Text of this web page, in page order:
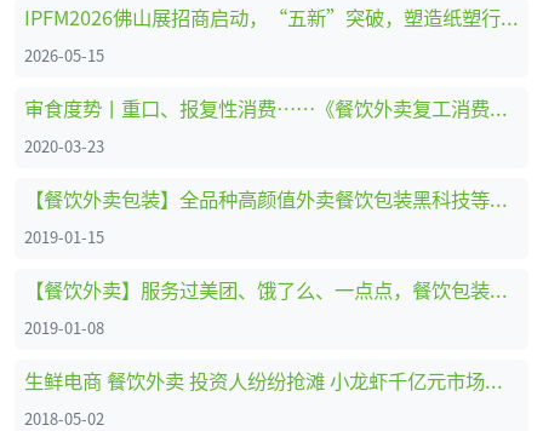
IPFM2026佛山展招商启动，“五新”突破，塑造纸塑行业盛宴
2026-05-15
审食度势丨重口、报复性消费……《餐饮外卖复工消费报告》显示了行业的这些变化！
2020-03-23
【餐饮外卖包装】全品种高颜值外卖餐饮包装黑科技等你来PICK！
2019-01-15
【餐饮外卖】服务过美团、饿了么、一点点，餐饮包装一站式企业不了解一下？
2019-01-08
生鲜电商 餐饮外卖 投资人纷纷抢滩 小龙虾千亿元市场持续升温
2018-05-02